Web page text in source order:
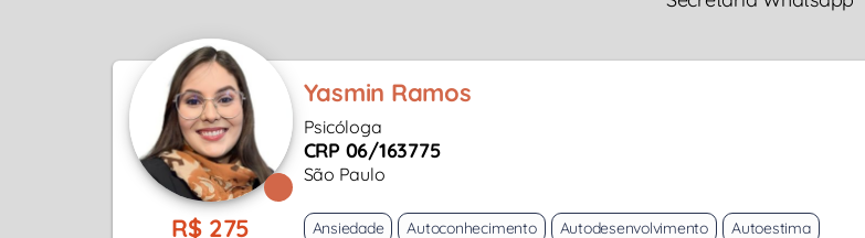
Yasmin Ramos
Psicóloga
CRP 06/163775
São Paulo
R$ 275 Ansiedade Autoconhecimento Autodesenvolvimento Autoestima